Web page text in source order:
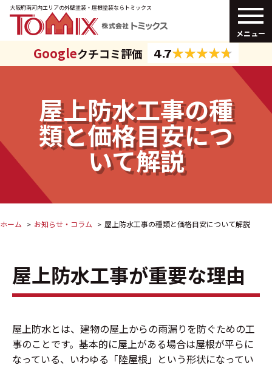
大阪府南河内エリアの外壁塗装・ 屋根塗装ならトミックス
メニュー
Googleクチコミ評価 4.7
屋上防水工事の種
類と価格目安につ
いて解説
ホーム お知らせ・コラム 屋上防水工事の種類と価格目安について解説
屋上防水工事が重要な理由
屋上防水とは、建物の屋上からの雨漏りを防ぐための工
事のことです。基本的に屋上がある場合は屋根が平らに
なっている、いわゆる「陸屋根」という形状になってい